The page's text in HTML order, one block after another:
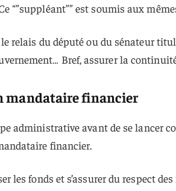
“”suppléant”” est soumis aux
le relais du député ou du sénateur
Bref, assurer la
mandataire financier
administrative avant de se lancer
financier.
les fonds et s’assurer du respect